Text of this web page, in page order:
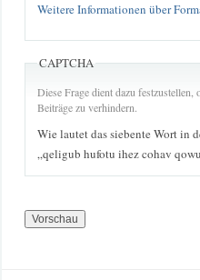
Weitere Informationen über
CAPTCHA
Diese Frage dient dazu
Beiträge zu verhindern.
Wie lautet das siebente Wort in
„qeligub hufotu ihez cohav